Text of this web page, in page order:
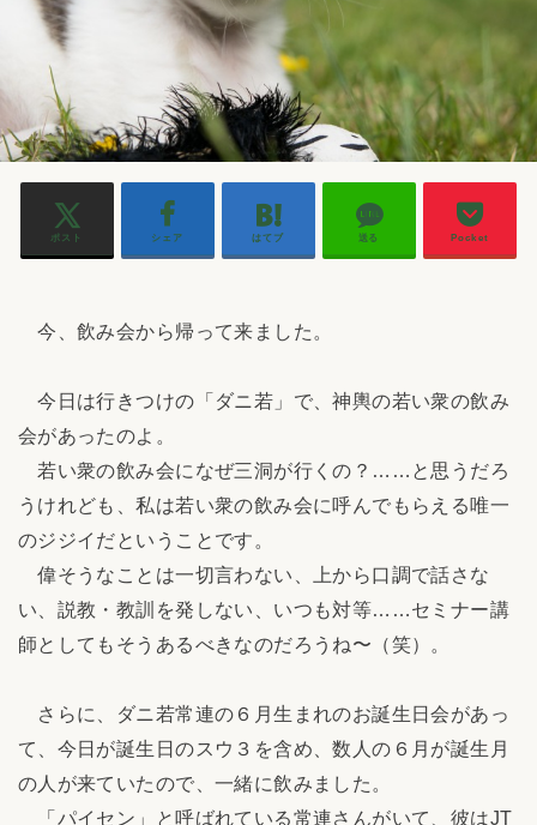
ポスト シェア はてブ 送る Pocket
今、飲み会から帰って来ました。
今日は行きつけの「ダニ若」で、神輿の若い衆の飲み
会があったのよ。
若い衆の飲み会になぜ三洞が行くの？……と思うだろ
うけれども、私は若い衆の飲み会に呼んでもらえる唯一
のジジイだということです。
偉そうなことは一切言わない、上から口調で話さな
い、説教・教訓を発しない、いつも対等……セミナー講
師としてもそうあるべきなのだろうね〜（笑）。
さらに、ダニ若常連の６月生まれのお誕生日会があっ
て、今日が誕生日のスウ３を含め、数人の６月が誕生月
の人が来ていたので、一緒に飲みました。
「パイセン」と呼ばれている常連さんがいて、彼はJT